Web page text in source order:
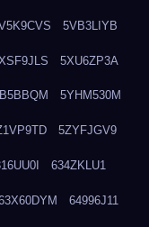
5VB3LIYB
5XU6ZP3A
5YHM530M
5ZYFJGV9
634ZKLU1
64996J11